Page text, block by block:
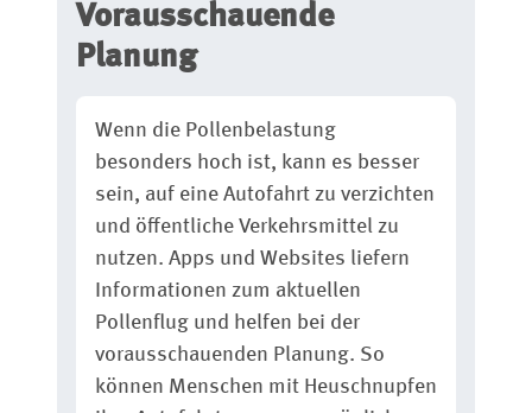
Vorausschauende
Planung
Wenn die Pollenbelastung
besonders hoch ist, kann es besser
sein, auf eine Autofahrt zu verzichten
und öffentliche Verkehrsmittel zu
nutzen. Apps und Websites liefern
Informationen zum aktuellen
Pollenflug und helfen bei der
vorausschauenden Planung. So
können Menschen mit Heuschnupfen